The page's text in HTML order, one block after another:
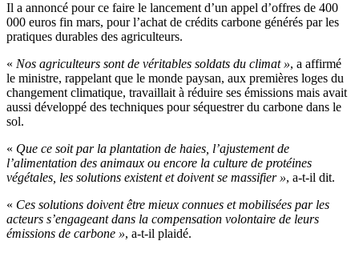
Il a annoncé pour ce faire le lancement d’un appel d’offres de 400
000 euros fin mars, pour l’achat de crédits carbone générés par les
pratiques durables des agriculteurs.
« Nos agriculteurs sont de véritables soldats du climat », a affirmé
le ministre, rappelant que le monde paysan, aux premières loges du
changement climatique, travaillait à réduire ses émissions mais avait
aussi développé des techniques pour séquestrer du carbone dans le
sol.
« Que ce soit par la plantation de haies, l’ajustement de
l’alimentation des animaux ou encore la culture de protéines
végétales, les solutions existent et doivent se massifier », a-t-il dit.
« Ces solutions doivent être mieux connues et mobilisées par les
acteurs s’engageant dans la compensation volontaire de leurs
émissions de carbone », a-t-il plaidé.